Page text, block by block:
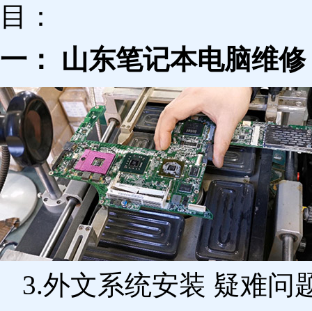
目：
一： 山东笔记本电脑维修
3.外文系统安装 疑难问